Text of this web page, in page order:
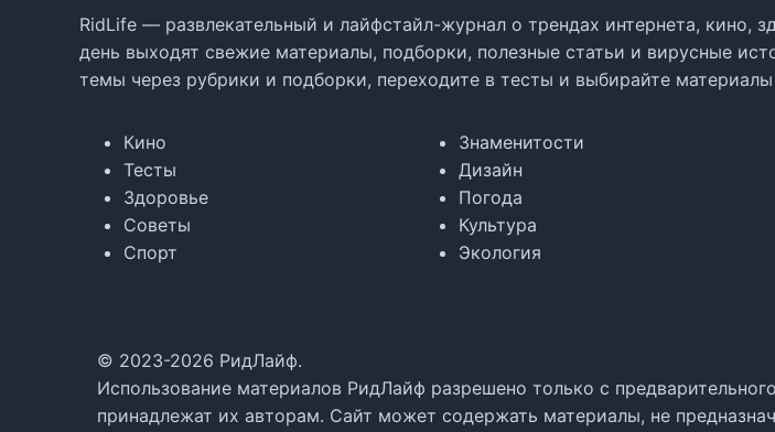
RidLife — развлекательный и лайфстайл-журнал о трендах интернета, кино,
день выходят свежие материалы, подборки, полезные статьи и вирусные
темы через рубрики и подборки, переходите в тесты и выбирайте
Кино
Тесты
Здоровье
Советы
Спорт
Знаменитости
Дизайн
Погода
Культура
Экология
© 2023-2026 РидЛайф.
Использование материалов РидЛайф разрешено только с
принадлежат их авторам. Сайт может содержать материалы, не